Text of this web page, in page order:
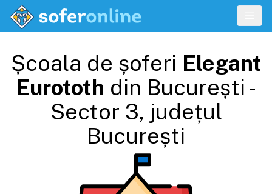
Școala de șoferi Elegant
Eurototh din București -
Sector 3, județul
București